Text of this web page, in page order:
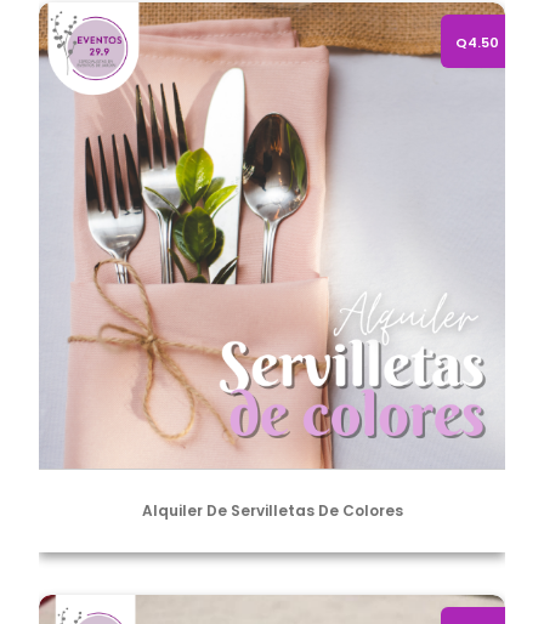
Alquiler de servilletas de colores
Alquiler De Servilletas De Colores
Q4.50
Bowl de loza 6.5"